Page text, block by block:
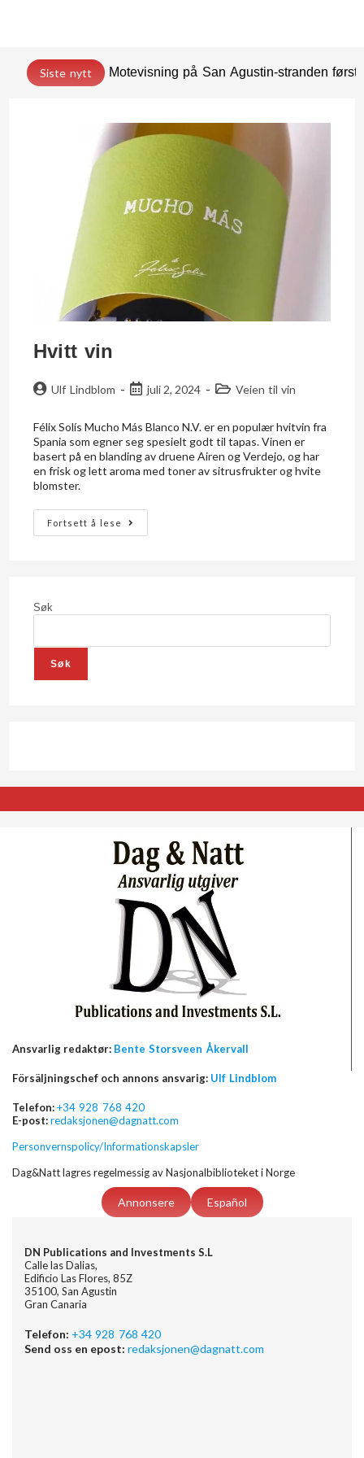
Siste nytt Motevisning på San Agustin-stranden
Hvitt vin
Ulf Lindblom juli 2, 2024 Veien til vin
Félix Solís Mucho Más Blanco N.V. er en populær hvitvin fra
Spania som egner seg spesielt godt til tapas. Vinen er
basert på en blanding av druene Airen og Verdejo, og har
en frisk og lett aroma med toner av sitrusfrukter og hvite
blomster.
Fortsett å lese
Søk
Søk
Ansvarlig redaktør: Bente Storsveen Åkervall
Försäljningschef och annons ansvarig: Ulf Lindblom
Telefon:+34 928 768 420
E-post:redaksjonen@dagnatt.com
Personvernspolicy/Informationskapsler
Dag&Natt lagres regelmessig av Nasjonalbiblioteket i Norge
Annonsere Español
DN Publications and Investments S.L
Calle las Dalias,
Edificio Las Flores, 85Z
35100, San Agustin
Gran Canaria
Telefon: +34 928 768 420
Send oss en epost: redaksjonen@dagnatt.com